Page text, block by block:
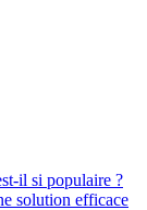
il si populaire ?
solution efficace